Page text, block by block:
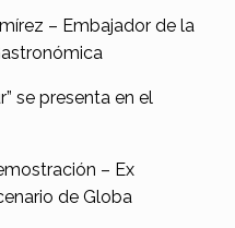
– Embajador de la
se presenta en el
– Ex
de Globa